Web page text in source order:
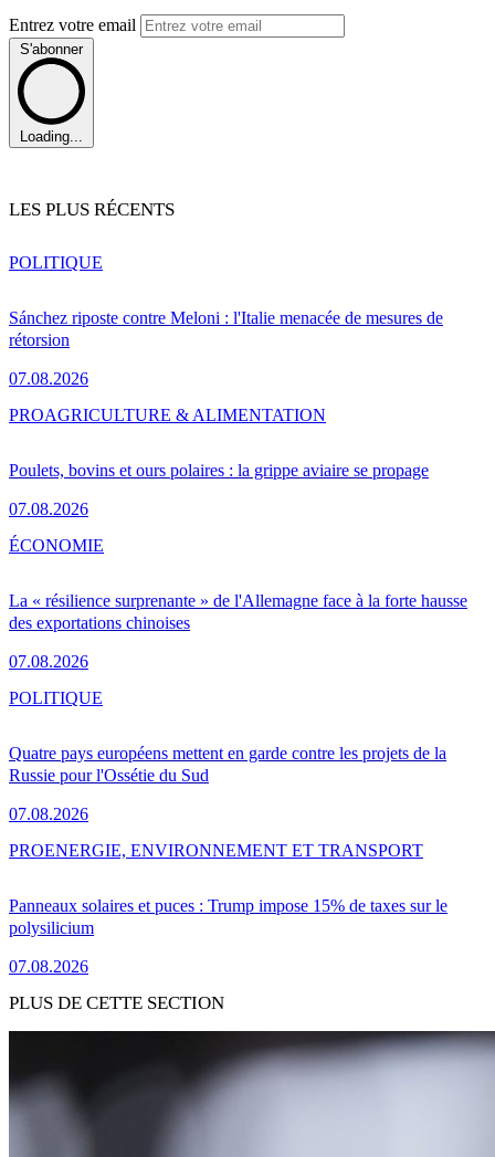
Entrez votre email
S'abonner
Loading...
LES PLUS RÉCENTS
Sánchez riposte contre Meloni : l'Italie menacée de mesures de
rétorsion
07.08.2026
POLITIQUE
Poulets, bovins et ours polaires : la grippe aviaire se propage
07.08.2026
PROAGRICULTURE & ALIMENTATION
La « résilience surprenante » de l'Allemagne face à la forte hausse
des exportations chinoises
07.08.2026
ÉCONOMIE
Quatre pays européens mettent en garde contre les projets de la
Russie pour l'Ossétie du Sud
07.08.2026
POLITIQUE
Panneaux solaires et puces : Trump impose 15% de taxes sur le
polysilicium
07.08.2026
PROENERGIE, ENVIRONNEMENT ET TRANSPORT
PLUS DE CETTE SECTION